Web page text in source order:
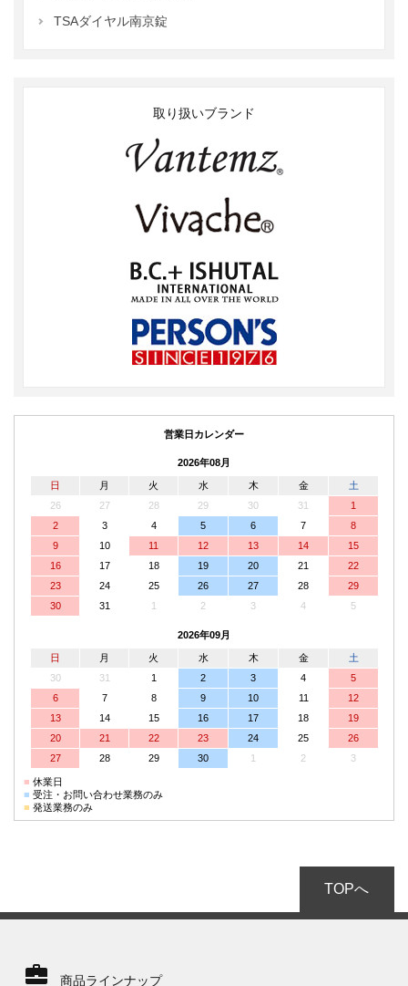
TSAダイヤル南京錠
取り扱いブランド
営業日カレンダー
2026年08月
日 月 火 水 木 金
土
26
27 28 29 30 31
1
2
3 4 5 6 7
8
9
10 11 12 13 14
15
16
17 18 19 20 21
22
23
24 25 26 27 28
29
30
31 1 2 3 4 5
2026年09月
日 月 火 水 木 金
土
30
31 1 2 3 4
5
6
7 8 9 10 11
12
13
14 15 16 17 18
19
20
21 22 23 24 25
26
27
28 29 30 1 2 3
■ 休業日
■ 受注・お問い合わせ業務のみ
■ 発送業務のみ
TOPへ
商品ラインナップ